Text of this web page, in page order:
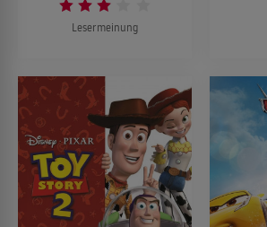
Lesermeinung